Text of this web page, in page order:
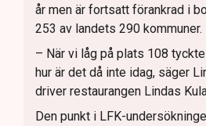
år men är fortsatt förankrad i
253 av landets 290 kommuner.
– När vi låg på plats 108
hur är det då inte idag, säger
driver restaurangen Lindas
Den punkt i LFK-